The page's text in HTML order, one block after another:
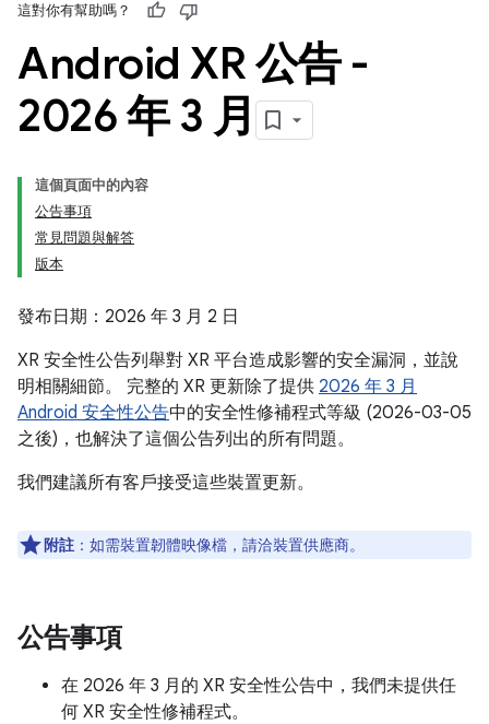
這對你有幫助嗎？
Android XR 公告 -
2026 年 3 月
這個頁面中的內容
公告事項
常見問題與解答
版本
發布日期：2026 年 3 月 2 日
XR 安全性公告列舉對 XR 平台造成影響的安全漏洞，並說
明相關細節。 完整的 XR 更新除了提供 2026 年 3 月
Android 安全性公告中的安全性修補程式等級 (2026-03-05
之後)，也解決了這個公告列出的所有問題。
我們建議所有客戶接受這些裝置更新。
附註 ：如需裝置韌體映像檔，請洽裝置供應商。
公告事項
在 2026 年 3 月的 XR 安全性公告中，我們未提供任
何 XR 安全性修補程式。